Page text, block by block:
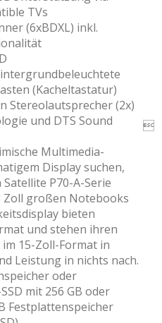
TVs
(6xBDXL) inkl.
(Kacheltastatur)
Stereolautsprecher (2x)
und DTS Sound
Multimedia-
Display suchen,
P70-A-Serie
Zoll großen Notebooks
bieten
und stehen ihren
15-Zoll-Format in
Leistung in nichts nach.
oder
mit 256 GB oder
Festplattenspeicher
